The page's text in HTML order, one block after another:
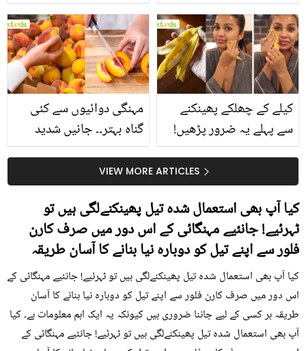
سے متعلق غلط فہمیوں کی
حقیقت کیا ہے اور افواہ
کیا؟
بتائے راز
مہنگی دوائیوں سے کئی
گناہ بہتر۔۔ جانیں شدید
کیوں کھانا چاہیے؟
کیلے کے چھلکے پھینکنے
سے پہلے یہ ضرور پڑھیں!
سستا اور قدرتی حلVIEW MORE ARTICLES
کیا آپ بھی استعمال شدہ تیل پھینکنےلگی ہیں تو
ٹہرئیے! جانئیے مہنگائی کے اس دور میں صرف کارن
فلور سے اپنے تیل کو دوبارہ نیا بنانے کا آسان طریقہ
کیا آپ بھی استعمال شدہ تیل پھینکنےلگی ہیں تو ٹہرئیے! جانئیے مہنگائی کے
اس دور میں صرف کارن فلور سے اپنے تیل کو دوبارہ نیا بنانے کا آسان
طریقہ ہر کسی کے لیے جاننا ضروری ہیں کیونکہ یہ ایک اہم معلومات ہے۔ کیا
آپ بھی استعمال شدہ تیل پھینکنےلگی ہیں تو ٹہرئیے! جانئیے مہنگائی کے